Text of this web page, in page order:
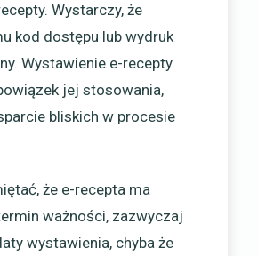
Wystarczy, że
kod dostępu lub wydruk
Wystawienie e-recepty
jej stosowania,
bliskich w procesie
że e-recepta ma
ważności, zazwyczaj
wystawienia, chyba że